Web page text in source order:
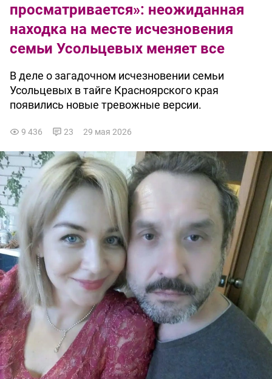
просматривается»: неожиданная
находка на месте исчезновения
семьи Усольцевых меняет все
В деле о загадочном исчезновении семьи
Усольцевых в тайге Красноярского края
появились новые тревожные версии.
9 436 23 29 мая 2026